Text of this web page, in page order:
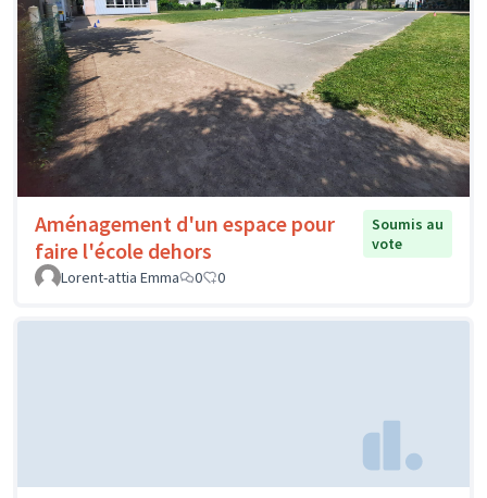
Aménagement d'un espace pour
faire l'école dehors
Soumis au
vote
Lorent-attia Emma
0 0